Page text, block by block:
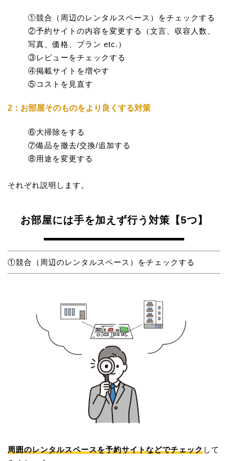
①競合（周辺のレンタルスペース）をチェックする
②予約サイトの内容を変更する（文言、収容人数、
写真、価格、プラン etc.）
③レビューをチェックする
④掲載サイトを増やす
⑤コストを見直す
2：お部屋そのものをより良くする対策
⑥大掃除をする
⑦備品を撤去/交換/追加する
⑧用途を変更する
それぞれ説明します。
お部屋には手を加えず行う対策【5つ】
①競合（周辺のレンタルスペース）をチェックする
周囲のレンタルスペースを予約サイトなどでチェックして